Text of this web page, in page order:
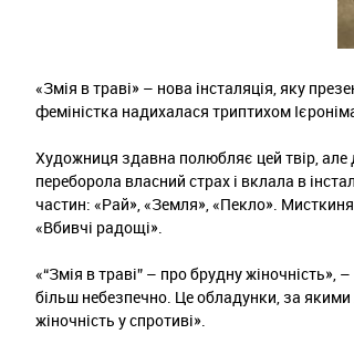
«Змія в траві» – нова інсталяція, яку
феміністка надихалася триптихом
Художниця здавна полюбляє цей твір,
переборола власний страх і вклала в
частин: «Рай», «Земля», «Пекло».
«Вбивчі радощі».
«“Змія в траві” – про брудну жіночність»,
більш небезпечно. Це обладунки, за якими
жіночність у спротиві».